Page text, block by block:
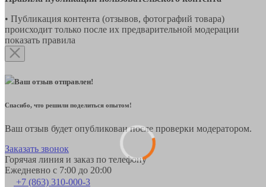
• Публикация контента (отзывов, фотографий товара)
происходит только после их предварительной модерации
показать правила
Ваш отзыв отправлен!
Спасибо, что решили поделиться опытом!
Ваш отзыв будет опубликован после проверки модератором.
Заказать звонок
Горячая линия и заказ по телефону
Ежедневно с 7:00 до 20:00
+7 (863) 310-000-3